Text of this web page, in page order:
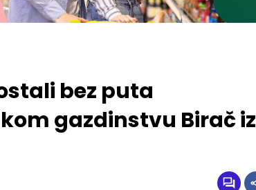
bez puta
gazdinstvu Birač iz